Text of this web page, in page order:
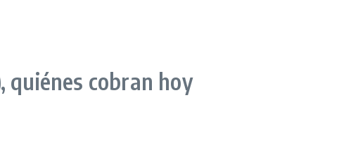
quiénes cobran hoy